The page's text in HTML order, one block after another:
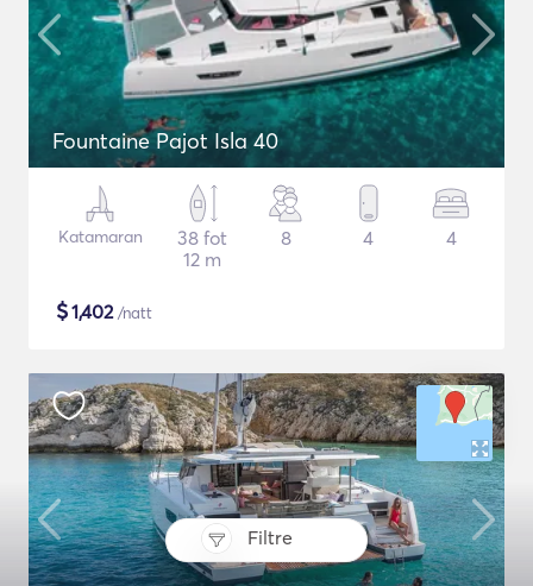
Filtre
Fountaine Pajot Isla 40
Katamaran
38 fot
12 m
8 4 4
$1,402/natt